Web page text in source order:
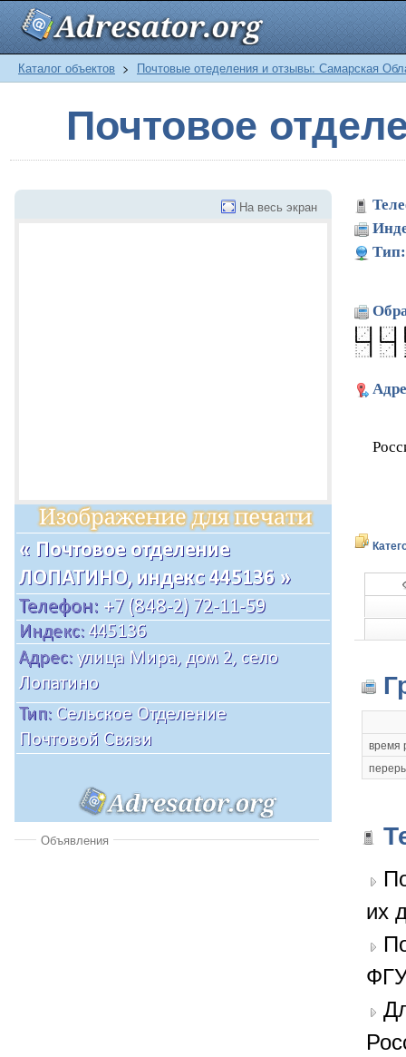
Каталог объектов > Почтовые отеделения и отзывы: Самарская
Почтовое
На весь экран
Объявления
Тип:
время
их